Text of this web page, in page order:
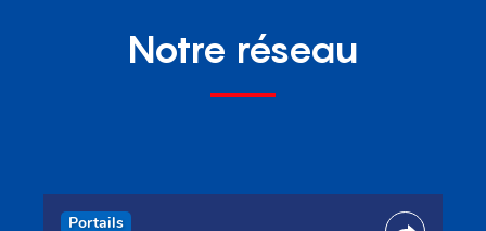
Notre réseau
Portails